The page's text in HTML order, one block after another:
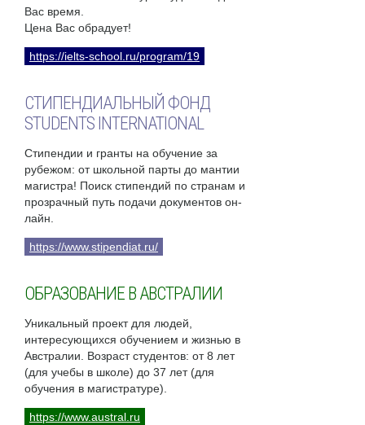
Вас время.
Цена Вас обрадует!
https://ielts-school.ru/program/19
СТИПЕНДИАЛЬНЫЙ ФОНД
STUDENTS INTERNATIONAL
Стипендии и гранты на обучение за
рубежом: от школьной парты до мантии
магистра! Поиск стипендий по странам и
прозрачный путь подачи документов он-
лайн.
https://www.stipendiat.ru/
ОБРАЗОВАНИЕ В АВСТРАЛИИ
Уникальный проект для людей,
интересующихся обучением и жизнью в
Австралии. Возраст студентов: от 8 лет
(для учебы в школе) до 37 лет (для
обучения в магистратуре).
https://www.austral.ru